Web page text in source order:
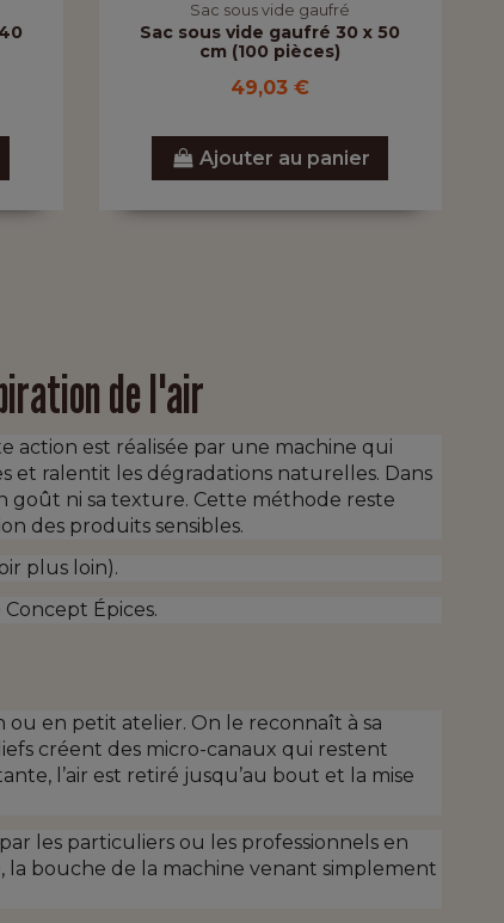
Sac sous vide gaufré
Sac sous vide gaufré 30 x 50
cm (100 pièces)
49,03 €
Ajouter au panier
de l'air
action est réalisée par une machine qui
et ralentit les dégradations naturelles. Dans
goût ni sa texture. Cette méthode reste
des produits sensibles.
plus loin).
Épices.
en petit atelier. On le reconnaît à sa
créent des micro-canaux qui restent
l’air est retiré jusqu’au bout et la mise
les particuliers ou les professionnels en
la bouche de la machine venant simplement